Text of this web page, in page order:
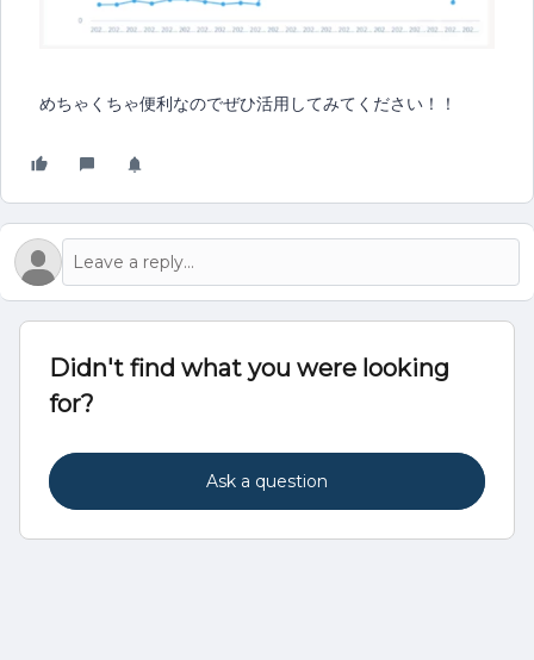
めちゃくちゃ便利なのでぜひ活用してみてください！！
Didn't find what you were looking
for?
Ask a question